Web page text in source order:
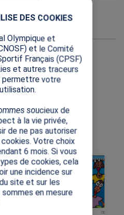
(12)
Image
Cette ressource
présente les notions
fondamentales des Jeux
Olympiques.
DES COOKIES
Olympique et
et le Comité
Français (CPSF)
et autres traceurs
permettre votre
soucieux de
à la vie privée,
de ne pas autoriser
Votre choix
6 mois. Si vous
de cookies, cela
une incidence sur
site et sur les
en mesure